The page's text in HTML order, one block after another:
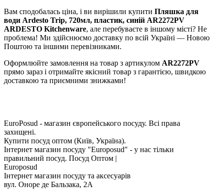
Вам сподобалась ціна, і ви вирішили купити Пляшка для
води Ardesto Trip, 720мл, пластик, синій AR2272PV
ARDESTO Kitchenware, але перебуваєте в іншому місті? Не
проблема! Ми здійснюємо доставку по всій Україні — Новою
Поштою та іншими перевізниками.
Оформлюйте замовлення на товар з артикулом AR2272PV
прямо зараз і отримайте якісний товар з гарантією, швидкою
доставкою та приємними знижками!
EuroPosud - магазин європейського посуду. Всі права
захищені.
Купити посуд оптом (Київ, Україна).
Інтернет магазин посуду "Europosud" - у нас тільки
правильний посуд. Посуд Оптом |
Europosud
Інтернет магазин посуду та аксесуарів
вул. Оноре де Бальзака, 2А